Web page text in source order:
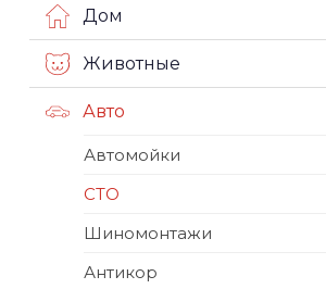
Дом
Животные
Авто
Автомойки
СТО
Шиномонтажи
Антикор